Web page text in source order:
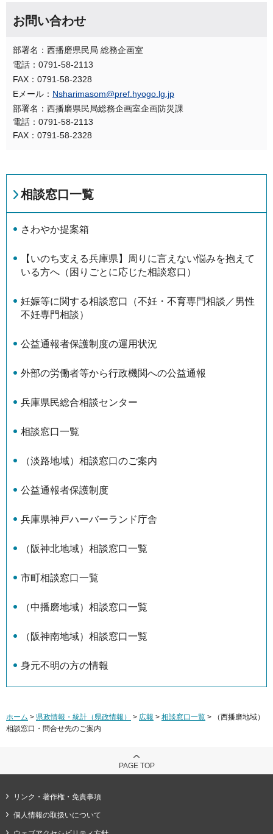
お問い合わせ
部署名：西播磨県民局 総務企画室
電話：0791-58-2113
FAX：0791-58-2328
Eメール： Nsharimasom@pref.hyogo.lg.jp
部署名：西播磨県民局総務企画室企画防災課
電話：0791-58-2113
FAX：0791-58-2328
相談窓口一覧
さわやか提案箱
【いのち支える兵庫県】周りに言えない悩みを抱えて
いる方へ（困りごとに応じた相談窓口）
妊娠等に関する相談窓口（不妊・不育専門相談／男性
不妊専門相談）
公益通報者保護制度の運用状況
外部の労働者等から行政機関への公益通報
兵庫県民総合相談センター
相談窓口一覧
（淡路地域）相談窓口のご案内
公益通報者保護制度
兵庫県神戸ハーバーランド庁舎
（阪神北地域）相談窓口一覧
市町相談窓口一覧
（中播磨地域）相談窓口一覧
（阪神南地域）相談窓口一覧
身元不明の方の情報
ホーム > 県政情報・統計（県政情報） > 広報 > 相談窓口一覧 > （西播磨地域）
相談窓口・問合せ先のご案内
PAGE TOP
リンク・著作権・免責事項
個人情報の取扱いについて